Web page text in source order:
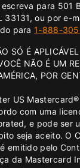
para 501
33131, ou por e-
para1-888-
SÓ É
NÃO É UM
POR
US
com uma
e pode ser
seja aceito. O
emitido pelo
da Mastercard